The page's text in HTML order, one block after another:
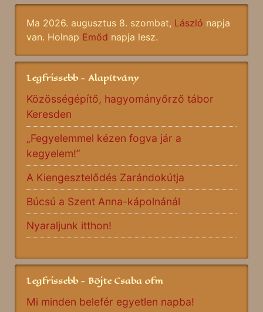
Ma 2026. augusztus 8. szombat, László napja
van. Holnap Emőd napja lesz.
Legfrissebb - Alapítvány
Közösségépítő, hagyományőrző tábor
Keresden
„Fegyelemmel kézen fogva jár a
kegyelem!”
A Kiengesztelődés Zarándokútja
Búcsú a Szent Anna-kápolnánál
Nyaraljunk itthon!
Legfrissebb - Böjte Csaba ofm
Mi minden belefér egyetlen napba!